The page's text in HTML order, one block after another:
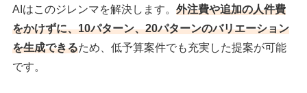
AIはこのジレンマを解決します。外注費や追加の人件費
をかけずに、10パターン、20パターンのバリエーション
を生成できるため、低予算案件でも充実した提案が可能
です。